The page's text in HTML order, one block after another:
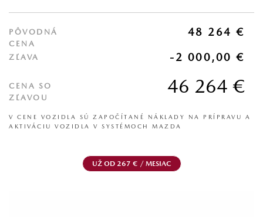
PÔVODNÁ
CENA
48 264 €
ZĽAVA -2 000,00 €
CENA SO
ZĽAVOU
46 264 €
V CENE VOZIDLA SÚ ZAPOČÍTANÉ NÁKLADY NA PRÍPRAVU A
AKTIVÁCIU VOZIDLA V SYSTÉMOCH MAZDA
UŽ OD 267 € / MESIAC